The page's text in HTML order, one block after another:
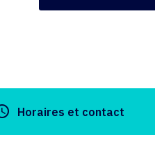
Horaires et contact